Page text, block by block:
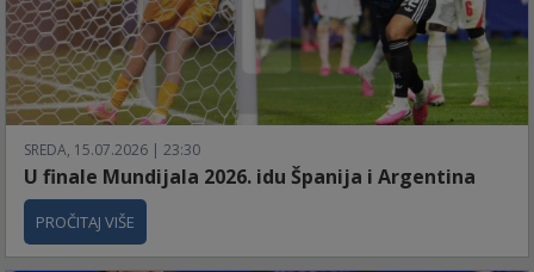
SREDA, 15.07.2026 | 23:30
U finale Mundijala 2026. idu Španija i Argentina
PROČITAJ VIŠE